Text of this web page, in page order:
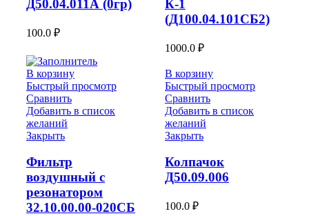
Д50.04.011А (0гр)
100.0 ₽
К-1
(Д100.04.101СБ2)
1000.0 ₽
В корзину
Быстрый просмотр
Сравнить
Добавить в список
желаний
Закрыть
Фильтр
воздушный с
резонатором
32.10.00.00-020СБ
В корзину
Быстрый просмотр
Сравнить
Добавить в список
желаний
Закрыть
Колпачок
Д50.09.006
100.0 ₽